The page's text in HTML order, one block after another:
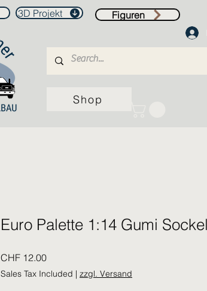
3D Projekt
Shop
Figuren
Euro Palette 1:14 Gumi Sockel
CHF 12.00Price
Sales Tax Included | zzgl. Versand